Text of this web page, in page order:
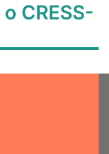
CRESS-